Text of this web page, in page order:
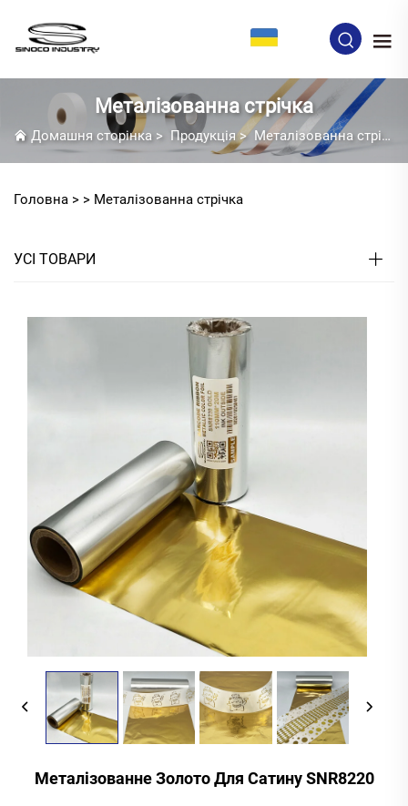
Металізованна стрічка
Домашня сторінка > Продукція>Металізованна стрічка
Головна > > Металізованна стрічка
УСІ ТОВАРИ
Металізованне Золото Для Сатину SNR8220